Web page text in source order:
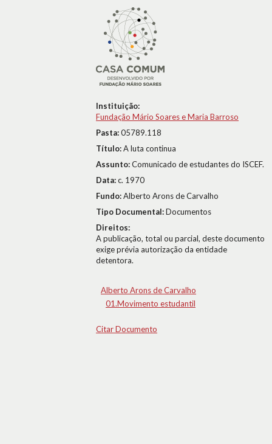
Instituição:
Fundação Mário Soares e Maria Barroso
Pasta:05789.118
Título:A luta continua
Assunto:Comunicado de estudantes do ISCEF.
Data:c. 1970
Fundo:Alberto Arons de Carvalho
Tipo Documental:Documentos
Direitos:
A publicação, total ou parcial, deste documento
exige prévia autorização da entidade
detentora.
Alberto Arons de Carvalho
01.Movimento estudantil
Citar Documento